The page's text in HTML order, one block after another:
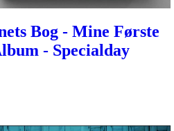
Bog - Mine Første
- Specialday